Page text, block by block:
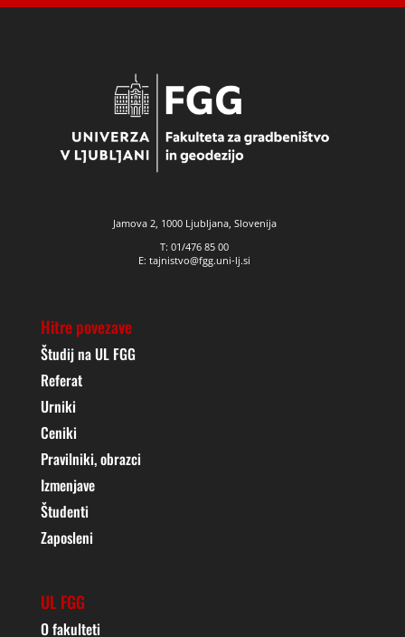
Jamova 2, 1000 Ljubljana, Slovenija
T: 01/476 85 00
E: tajnistvo@fgg.uni-lj.si
Hitre povezave
Študij na UL FGG
Referat
Urniki
Ceniki
Pravilniki, obrazci
Izmenjave
Študenti
Zaposleni
UL FGG
O fakulteti